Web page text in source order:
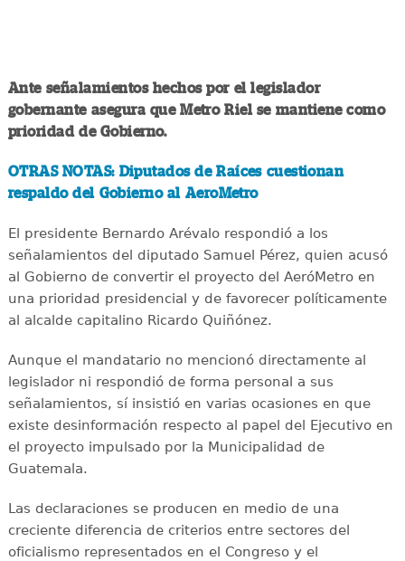
Ante señalamientos hechos por el legislador
gobernante asegura que Metro Riel se mantiene como
prioridad de Gobierno.
OTRAS NOTAS: Diputados de Raíces cuestionan
respaldo del Gobierno al AeroMetro
El presidente Bernardo Arévalo respondió a los
señalamientos del diputado Samuel Pérez, quien acusó
al Gobierno de convertir el proyecto del AeróMetro en
una prioridad presidencial y de favorecer políticamente
al alcalde capitalino Ricardo Quiñónez.
Aunque el mandatario no mencionó directamente al
legislador ni respondió de forma personal a sus
señalamientos, sí insistió en varias ocasiones en que
existe desinformación respecto al papel del Ejecutivo en
el proyecto impulsado por la Municipalidad de
Guatemala.
Las declaraciones se producen en medio de una
creciente diferencia de criterios entre sectores del
oficialismo representados en el Congreso y el